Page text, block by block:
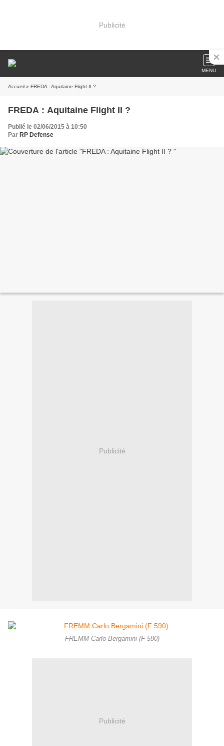
Publicité
MENU
Accueil » FREDA : Aquitaine Flight II ?
FREDA : Aquitaine Flight II ?
Publié le 02/06/2015 à 10:50
Par RP Defense
Publicité
FREMM Carlo Bergamini (F 590)
Publicité